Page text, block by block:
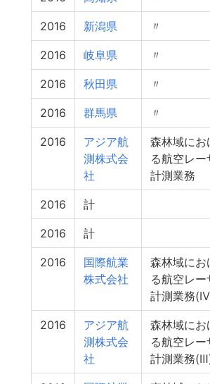
2016 新潟県 〃
2016 岐阜県 〃
2016 秋田県 〃
2016 群馬県 〃
2016
アジア航
測株式会
社
森林域にお
る航空レー
計測業務
2016 計
2016 計
2016
国際航業
株式会社
森林域にお
る航空レー
計測業務
2016
アジア航
測株式会
社
森林域にお
る航空レー
計測業務